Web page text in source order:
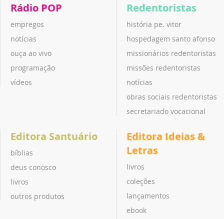
Rádio POP
empregos
notícias
ouça ao vivo
programação
vídeos
Redentoristas
história pe. vitor
hospedagem santo afonso
missionários redentoristas
missões redentoristas
notícias
obras sociais redentoristas
secretariado vocacional
Editora Santuário
bíblias
deus conosco
livros
outros produtos
Editora Ideias &
Letras
livros
coleções
lançamentos
ebook